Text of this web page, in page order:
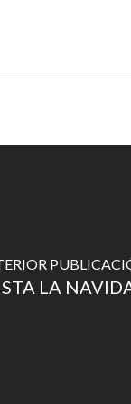
LA